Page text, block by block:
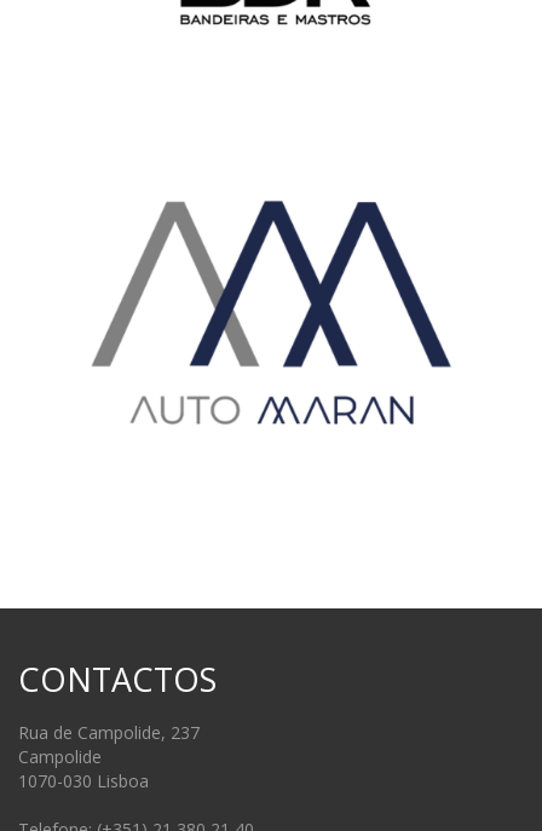
CONTACTOS
Rua de Campolide, 237
Campolide
1070-030 Lisboa